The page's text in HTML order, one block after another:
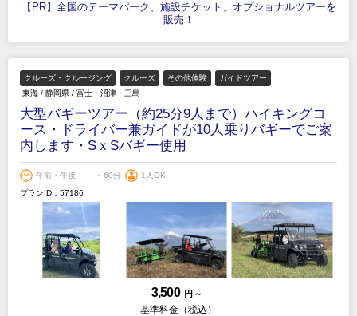
【PR】全国のテーマパーク、施設チケット、オプショナルツアーを
販売！
クルーズ・クルージング クルーズ その他体験
ガイドツアー
東海 / 静岡県 / 富士・沼津・三島
大型バギーツアー（約25分9人まで）ハイキングコ
ース・ドライバー兼ガイドが10人乗りバギーでご案
内します・SｘSバギー使用
午前・午後 ～60分
1人OK
プランID：57186
3,500 円 ～
基準料金（税込）